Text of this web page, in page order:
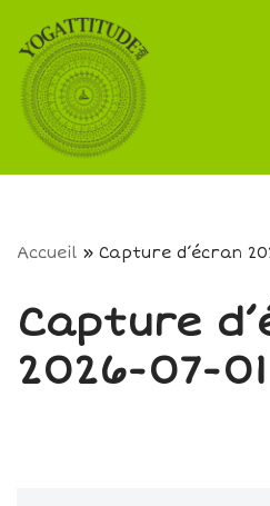
Aller
au
contenu
Accueil » Capture d’écran
Capture
2026-07-